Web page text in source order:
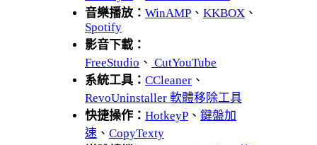
音樂播放： WinAMP 、 KKBOX 、
Spotify
影音下載：
FreeStudio 、 CutYouTube
系統工具： CCleaner 、
RevoUninstaller 軟體移除工具
快捷操作： HotkeyP 、 鍵盤加
速 、 CopyTexty